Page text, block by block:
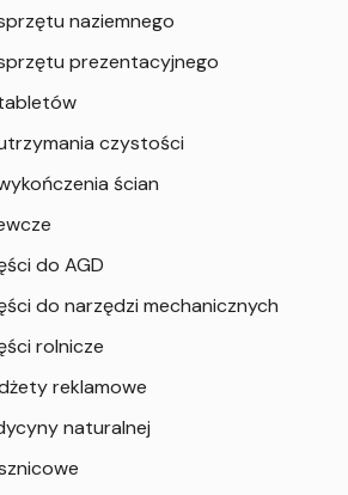
naziemnego
prezentacyjnego
czystości
ścian
do AGD
do narzędzi mechanicznych
rolnicze
reklamowe
naturalnej